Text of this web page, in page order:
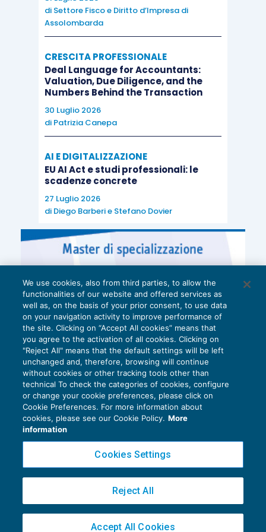
di Settore Fisco e Diritto d’Impresa di
Assolombarda
CRESCITA PROFESSIONALE
Deal Language for Accountants:
Valuation, Due Diligence, and the
Numbers Behind the Transaction
30 Luglio 2026
di Patrizia Canepa
AI E DIGITALIZZAZIONE
EU AI Act e studi professionali: le
scadenze concrete
27 Luglio 2026
di Diego Barberie Stefano Dovier
Privacy Policy
Cookie Policy
Copyright 2016 ©Gruppo Euroconference S.p.A.v2.32.2
Piazza Luigi Einaudi, 10N01 - 20124 Milano - info@ecnews.it
02776120236
We use cookies, also from third parties, to allow the
functionalities of our website and offered services as
well as, on the basis of your prior consent, to use data
on your navigation activity to improve performance of
the site. Clicking on “Accept All cookies” means that
you agree to the activation of all cookies. Clicking on
"Reject All" means that the default settings will be left
unchanged and, therefore, browsing will continue
without cookies or other tracking tools other than
technical To check the categories of cookies, configure
or change your cookie preferences, please click on
Cookie Preferences. For more information about
cookies, please see our Cookie Policy. More
information
Cookies Settings
Reject All
Accept All Cookies